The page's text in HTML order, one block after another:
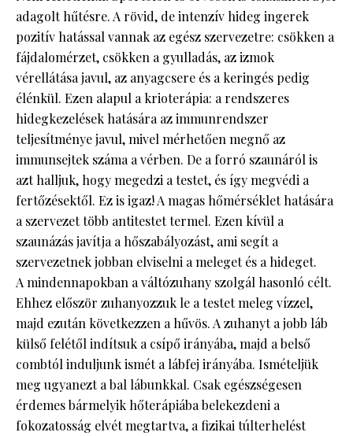
adagolt hűtésre. A rövid, de intenzív hideg ingerek
pozitív hatással vannak az egész szervezetre: csökken a
fájdalomérzet, csökken a gyulladás, az izmok
vérellátása javul, az anyagcsere és a keringés pedig
élénkül. Ezen alapul a krioterápia: a rendszeres
hidegkezelések hatására az immunrendszer
teljesítménye javul, mivel mérhetően megnő az
immunsejtek száma a vérben. De a forró szaunáról is
azt halljuk, hogy megedzi a testet, és így megvédi a
fertőzésektől. Ez is igaz! A magas hőmérséklet hatására
a szervezet több antitestet termel. Ezen kívül a
szaunázás javítja a hőszabályozást, ami segít a
szervezetnek jobban elviselni a meleget és a hideget.
A mindennapokban a váltózuhany szolgál hasonló célt.
Ehhez először zuhanyozzuk le a testet meleg vízzel,
majd ezután következzen a hűvös. A zuhanyt a jobb láb
külső felétől indítsuk a csípő irányába, majd a belső
combtól induljunk ismét a lábfej irányába. Ismételjük
meg ugyanezt a bal lábunkkal. Csak egészségesen
érdemes bármelyik hőterápiába belekezdeni a
fokozatosság elvét megtartva, a fizikai túlterhelést